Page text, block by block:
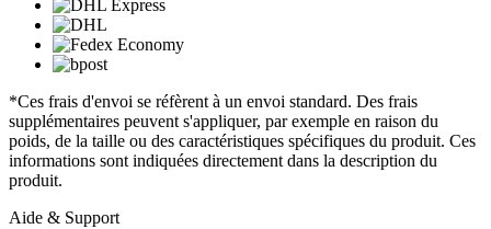
*Ces frais d'envoi se réfèrent à un envoi standard. Des frais
supplémentaires peuvent s'appliquer, par exemple en raison du
poids, de la taille ou des caractéristiques spécifiques du produit. Ces
informations sont indiquées directement dans la description du
produit.
Aide & Support